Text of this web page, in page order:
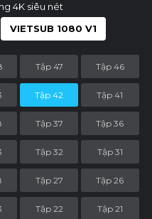
4K siêu nét
VIETSUB 1080 V1
Tập 47 Tập 46
Tập 42 Tập 41
Tập 37 Tập 36
Tập 32 Tập 31
Tập 27 Tập 26
Tập 22 Tập 21